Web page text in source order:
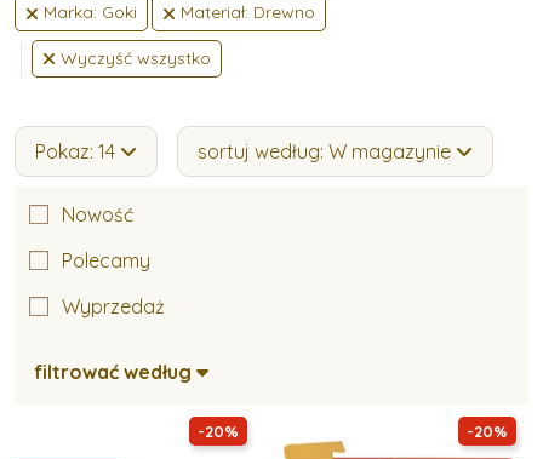
Marka: Goki Materiał: Drewno
Wyczyść wszystko
Pokaz: 14 sortuj według: W magazynie
filtrować według
Nowość
Polecamy
Wyprzedaż
-20% -20%